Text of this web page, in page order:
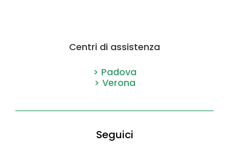
Centri di assistenza
> Padova
> Verona
Seguici